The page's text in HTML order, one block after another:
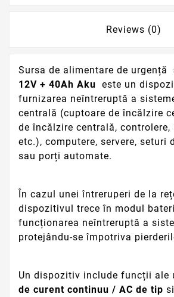
Reviews (0)
Sursa de alimentare de urgență
12V + 40Ah Aku este un
furnizarea neîntreruptă a
centrală (cuptoare de încălzire
de încălzire centrală,
etc.), computere, servere, seturi
sau porți automate.
În cazul unei întreruperi de la
dispozitivul trece în modul
funcționarea neîntreruptă a
protejându-se împotriva
Un dispozitiv include funcții ale
de curent continuu / AC de tip